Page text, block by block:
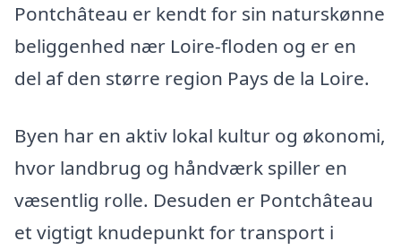
Pontchâteau er kendt for sin naturskønne
beliggenhed nær Loire-floden og er en
del af den større region Pays de la Loire.
Byen har en aktiv lokal kultur og økonomi,
hvor landbrug og håndværk spiller en
væsentlig rolle. Desuden er Pontchâteau
et vigtigt knudepunkt for transport i